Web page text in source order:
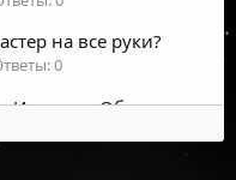
на все руки?
0
Истории: Обмани